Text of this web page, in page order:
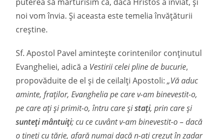
noi vom învia. Şi aceasta este temelia învăţăturii
creștine.
Sf. Apostol Pavel amintește corintenilor conţinutul
Evangheliei, adică a Vestirii celei pline de bucurie,
propovăduite de el și de ceilalţi Apostoli:„Vă aduc
aminte, fraţilor, Evanghelia pe care v-am binevestit-o,
pe care aţi şi primit-o, întru care şistaţi, prin care şi
sunteţi mântuiţi; cu ce cuvânt v-am binevestit-o – dacă
o ţineţi cu tărie, afară numai dacă n-aţi crezut în zadar